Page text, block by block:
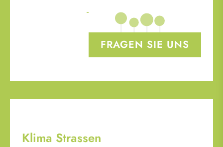
FRAGEN SIE UNS
Klima Strassen